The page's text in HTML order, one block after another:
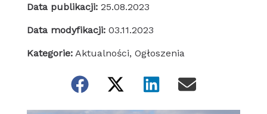
Data publikacji: 25.08.2023
Data modyfikacji: 03.11.2023
Kategorie: Aktualności, Ogłoszenia